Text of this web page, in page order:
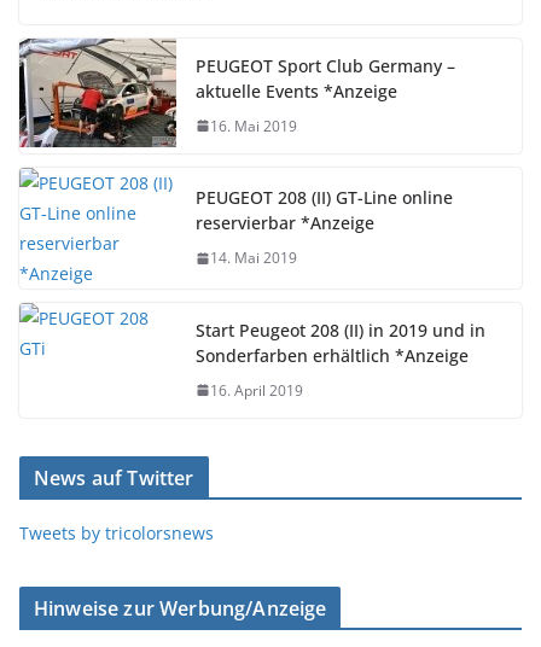
PEUGEOT Sport Club Germany –
aktuelle Events *Anzeige
16. Mai 2019
PEUGEOT 208 (II) GT-Line online
reservierbar *Anzeige
14. Mai 2019
Start Peugeot 208 (II) in 2019 und in
Sonderfarben erhältlich *Anzeige
16. April 2019
News auf Twitter
Tweets by tricolorsnews
Hinweise zur Werbung/Anzeige